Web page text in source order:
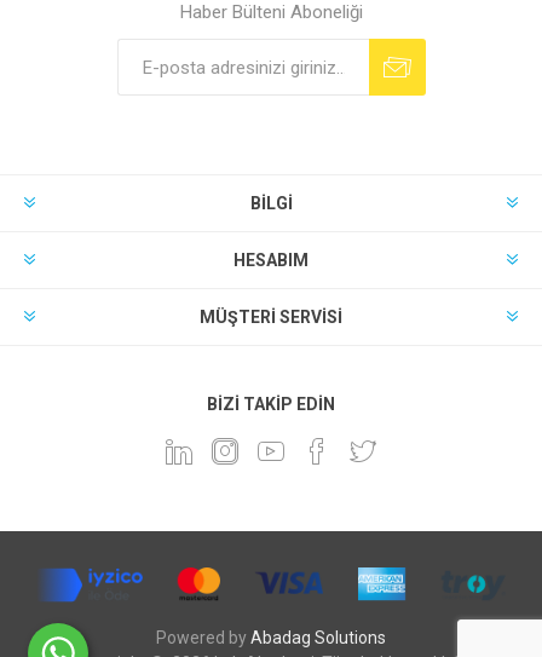
Haber Bülteni Aboneliği
BILGI
HESABIM
MÜŞTERI SERVISI
BIZI TAKIP EDIN
Powered byAbadag Solutions